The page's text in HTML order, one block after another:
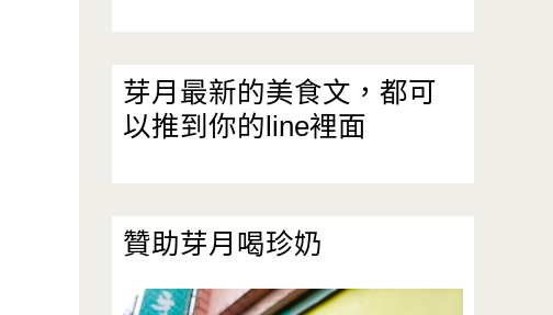
芽月最新的美食文，都可
以推到你的line裡面
贊助芽月喝珍奶